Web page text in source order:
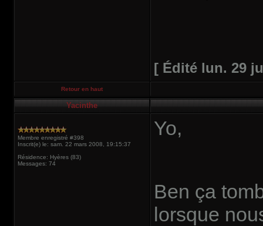
[ Édité lun. 29
Retour en haut
Yacinthe
Membre enregistré #398
Inscrit(e) le: sam. 22 mars 2008, 19:15:37
Résidence: Hyères (83)
Messages: 74
Yo,
Ben ça
lorsque